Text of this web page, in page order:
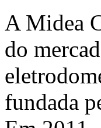
A Midea
do
fundada